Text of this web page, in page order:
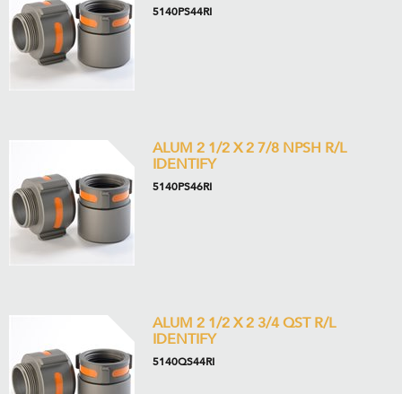
5140PS44RI
ALUM 2 1/2 X 2 7/8 NPSH R/L
IDENTIFY
5140PS46RI
ALUM 2 1/2 X 2 3/4 QST R/L
IDENTIFY
5140QS44RI